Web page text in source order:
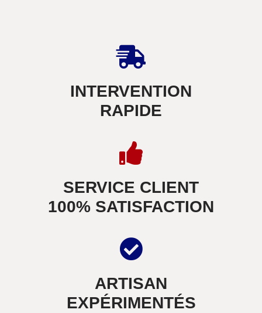
INTERVENTION
RAPIDE
SERVICE CLIENT
100% SATISFACTION
ARTISAN
EXPÉRIMENTÉS